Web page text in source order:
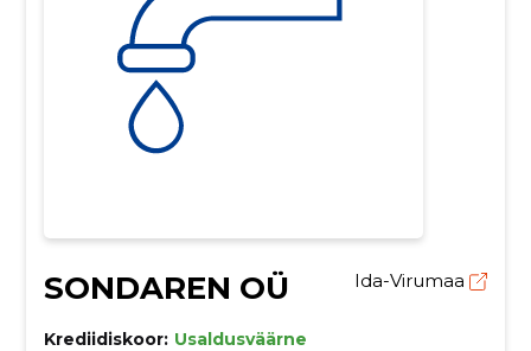
SONDAREN OÜ Ida-Virumaa
Krediidiskoor: Usaldusväärne